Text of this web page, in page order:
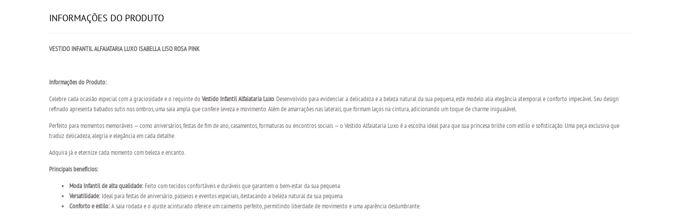
INFORMAÇÕES DO PRODUTO
VESTIDO INFANTIL ALFAIATARIA LUXO ISABELLA LISO ROSA PINK
Informações do Produto:
Celebre cada ocasião especial com a graciosidade e o requinte do Vestido Infantil Alfaiataria Luxo . Desenvolvido para evidenciar a delicadeza e a beleza natural da sua pequena, este modelo alia elegância atemporal e conforto impecável. Seu design
refinado apresenta babados sutis nos ombros, uma saia ampla que confere leveza e movimento. Além de amarrações nas laterais, que formam laços na cintura, adicionando um toque de charme inigualável.
Perfeito para momentos memoráveis — como aniversários, festas de fim de ano, casamentos, formaturas ou encontros sociais — o Vestido Alfaiataria Luxo é a escolha ideal para que sua princesa brilhe com estilo e sofisticação. Uma peça exclusiva que
traduz delicadeza, alegria e elegância em cada detalhe.
Adquira já e eternize cada momento com beleza e encanto.
Principais benefícios:
Moda Infantil de alta qualidade:Feito com tecidos confortáveis e duráveis que garantem o bem-estar da sua pequena.
Versatilidade: Ideal para festas de aniversário, passeios e eventos especiais, destacando a beleza natural da sua pequena.
Conforto e estilo:A saia rodada e o ajuste acinturado oferece um caimento perfeito, permitindo liberdade de movimento e uma aparência deslumbrante.